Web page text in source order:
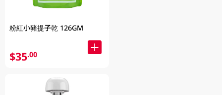
粉紅小豬提子乾 126GM
$35.00